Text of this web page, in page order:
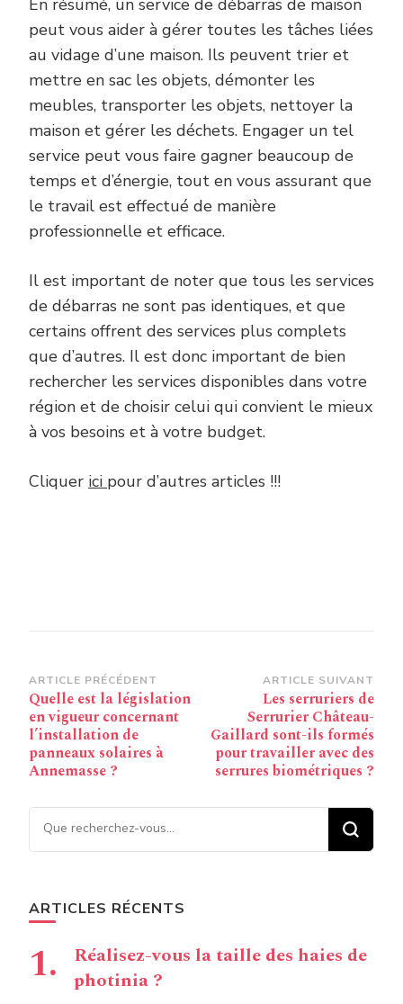
En résumé, un service de débarras de maison
peut vous aider à gérer toutes les tâches liées
au vidage d’une maison. Ils peuvent trier et
mettre en sac les objets, démonter les
meubles, transporter les objets, nettoyer la
maison et gérer les déchets. Engager un tel
service peut vous faire gagner beaucoup de
temps et d’énergie, tout en vous assurant que
le travail est effectué de manière
professionnelle et efficace.
Il est important de noter que tous les services
de débarras ne sont pas identiques, et que
certains offrent des services plus complets
que d’autres. Il est donc important de bien
rechercher les services disponibles dans votre
région et de choisir celui qui convient le mieux
à vos besoins et à votre budget.
Cliquer ici pour d’autres articles !!!
Navigation
d’article
ARTICLE PRÉCÉDENT
Quelle est la législation
en vigueur concernant
l’installation de
panneaux solaires à
Annemasse ?
ARTICLE SUIVANT
Les serruriers de
Serrurier Château-
Gaillard sont-ils formés
pour travailler avec des
serrures biométriques ?
Vous recherchiez quelque
chose ?
ARTICLES RÉCENTS
Réalisez-vous la taille des haies de
photinia ?